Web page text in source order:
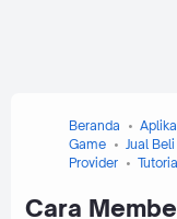
Beranda
Game
Jual Beli
Provider
Cara